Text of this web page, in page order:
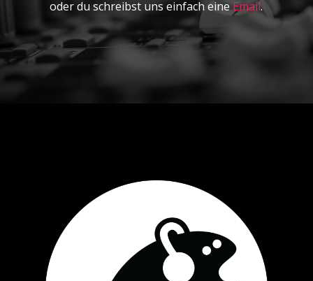
oder du schreibst uns einfach eine Email.